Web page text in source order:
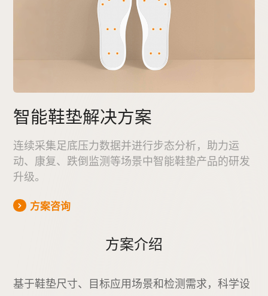
智能鞋垫解决方案
连续采集足底压力数据并进行步态分析，助力运
动、康复、跌倒监测等场景中智能鞋垫产品的研发
升级。
方案咨询
方案介绍
基于鞋垫尺寸、目标应用场景和检测需求，科学设